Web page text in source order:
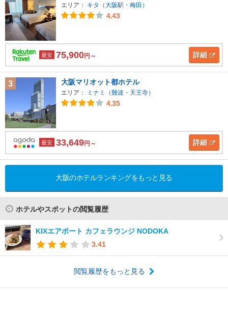
エリア： キタ（大阪駅・梅田）
4.43
最安 75,900円～ 詳細
3 大阪マリオット都ホテル
エリア： ミナミ（難波・天王寺）
4.35
最安 33,649円～ 詳細
大阪のホテルランキングをもっと見る
ホテルやスポットの閲覧履歴
KIXエアポート カフェラウンジ NODOKA
3.41
閲覧履歴をもっと見る